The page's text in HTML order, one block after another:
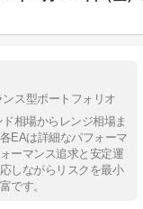
ス型ポートフォリオ
相場からレンジ相場ま
EAは詳細なパフォーマ
ーマンス追求と安定運
しながらリスクを最小
です。